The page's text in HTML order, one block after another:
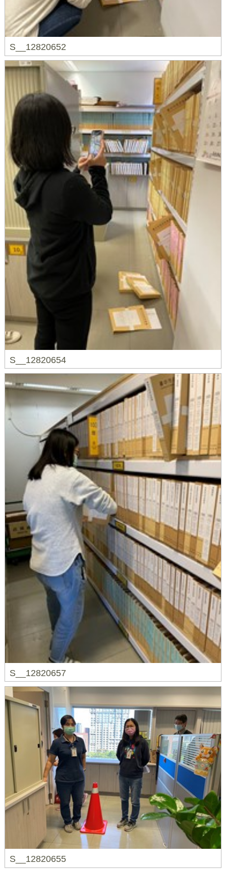
S__12820652
S__12820654
S__12820657
S__12820655